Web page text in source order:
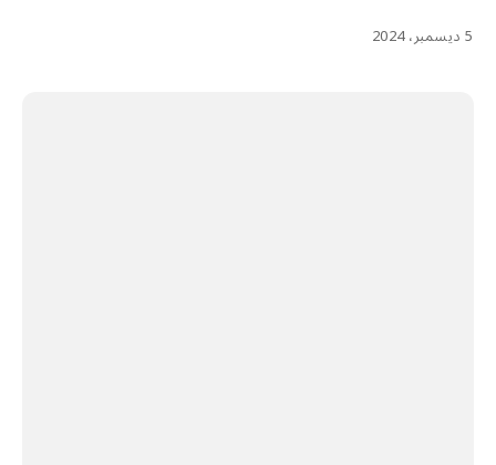
5 ديسمبر، 2024